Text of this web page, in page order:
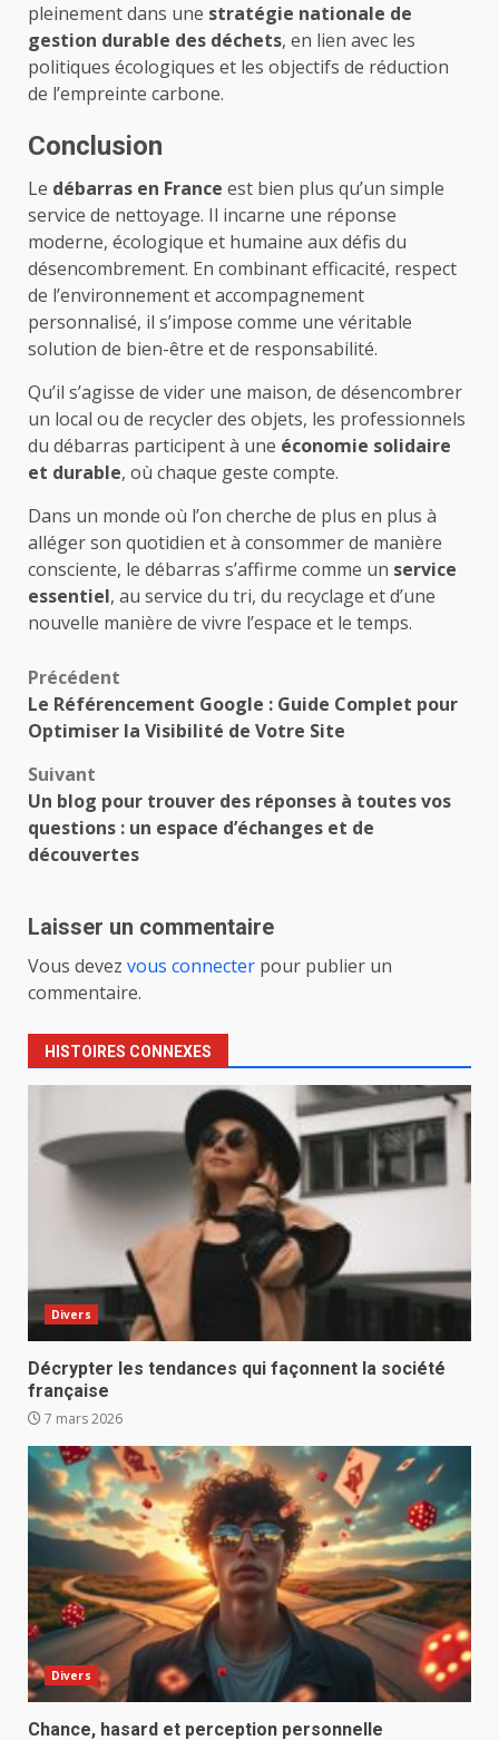
pleinement dans une stratégie nationale de
gestion durable des déchets, en lien avec les
politiques écologiques et les objectifs de réduction
de l’empreinte carbone.
Conclusion
Le débarras en France est bien plus qu’un simple
service de nettoyage. Il incarne une réponse
moderne, écologique et humaine aux défis du
désencombrement. En combinant efficacité, respect
de l’environnement et accompagnement
personnalisé, il s’impose comme une véritable
solution de bien-être et de responsabilité.
Qu’il s’agisse de vider une maison, de désencombrer
un local ou de recycler des objets, les professionnels
du débarras participent à une économie solidaire
et durable, où chaque geste compte.
Dans un monde où l’on cherche de plus en plus à
alléger son quotidien et à consommer de manière
consciente, le débarras s’affirme comme un service
essentiel, au service du tri, du recyclage et d’une
nouvelle manière de vivre l’espace et le temps.
Navigation
d’article
Précédent
Le Référencement Google : Guide Complet pour
Optimiser la Visibilité de Votre Site
Suivant
Un blog pour trouver des réponses à toutes vos
questions : un espace d’échanges et de
découvertes
Laisser un commentaire
Vous devez vous connecter pour publier un
commentaire.
HISTOIRES CONNEXES
Divers
Décrypter les tendances qui façonnent la société
française
7 mars 2026
Divers
Chance, hasard et perception personnelle